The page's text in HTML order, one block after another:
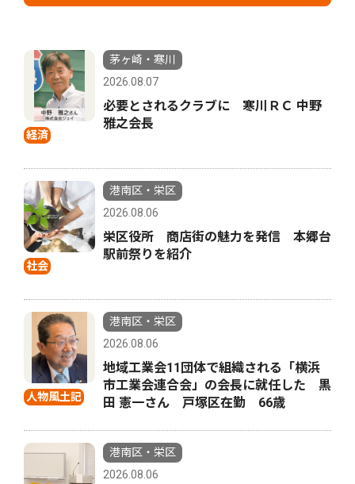
経済
茅ヶ崎・寒川
2026.08.07
必要とされるクラブに 寒川ＲＣ 中野
雅之会長
社会
港南区・栄区
2026.08.06
栄区役所 商店街の魅力を発信 本郷台
駅前祭りを紹介
人物風土記
港南区・栄区
2026.08.06
地域工業会11団体で組織される「横浜
市工業会連合会」の会長に就任した 黒
田 憲一さん 戸塚区在勤 66歳
港南区・栄区
2026.08.06